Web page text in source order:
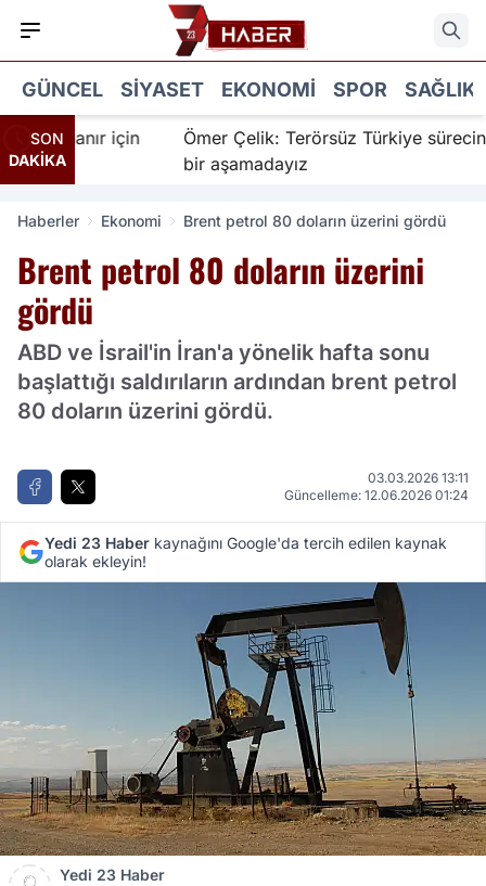
GÜNCEL SIYASET EKONOMI SPOR SAĞLIK
SON
DAKİKA
İnanır için
Ömer Çelik: Terörsüz Türkiye sürecinde
bir aşamadayız
Haberler Ekonomi Brent petrol 80 doların üzerini gördü
Brent petrol 80 doların üzerini
gördü
ABD ve İsrail'in İran'a yönelik hafta sonu
başlattığı saldırıların ardından brent petrol
80 doların üzerini gördü.
03.03.2026 13:11
Güncelleme: 12.06.2026 01:24
Yedi 23 Haber kaynağını Google'da tercih edilen kaynak
olarak ekleyin!
Yedi 23 Haber